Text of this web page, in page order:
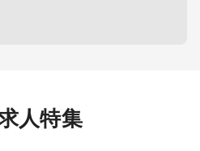
人特集